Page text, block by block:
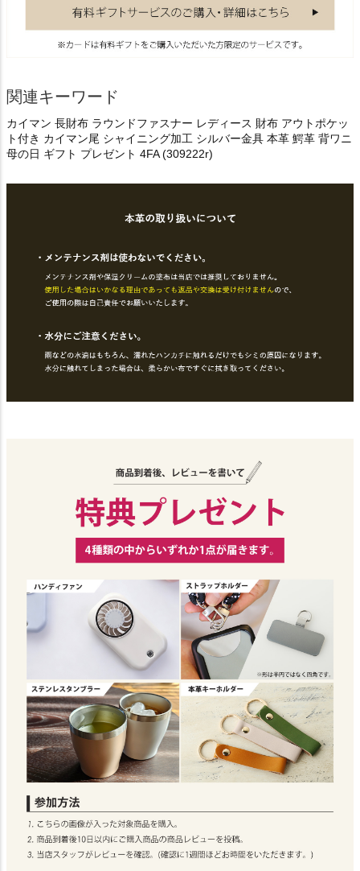
関連キーワード
カイマン 長財布 ラウンドファスナー レディース 財布 アウトポケッ
ト付き カイマン尾 シャイニング加工 シルバー金具 本革 鰐革 背ワニ
母の日 ギフト プレゼント 4FA (309222r)